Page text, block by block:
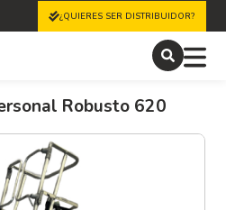
¿QUIERES SER DISTRIBUIDOR?
Robusto 620